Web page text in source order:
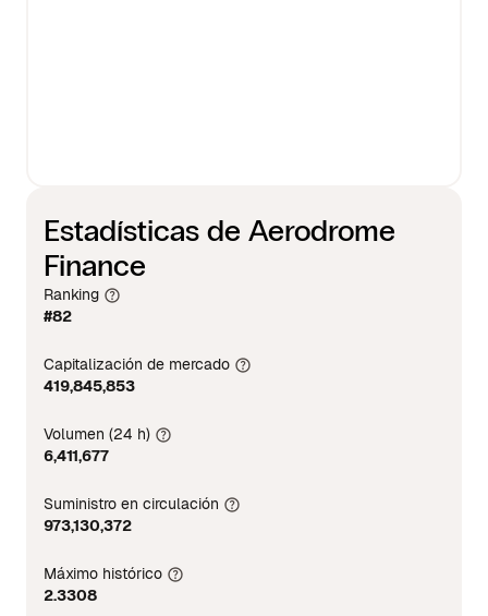
Estadísticas de Aerodrome
Finance
Ranking
#82
Capitalización de mercado
419,845,853
Volumen (24 h)
6,411,677
Suministro en circulación
973,130,372
Máximo histórico
2.3308